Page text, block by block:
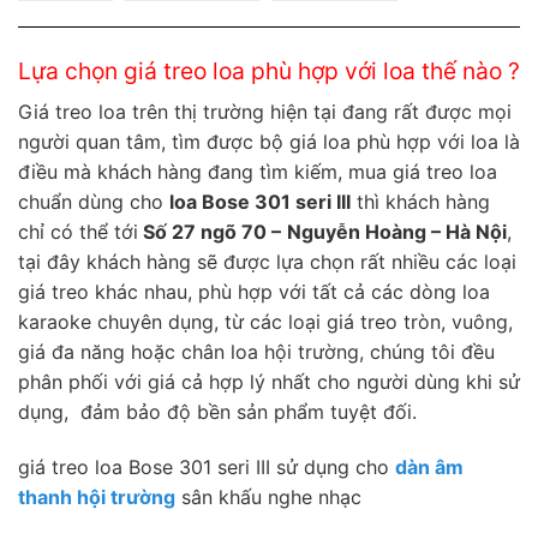
Lựa chọn giá treo loa phù hợp với loa thế nào ?
Giá treo loa trên thị trường hiện tại đang rất được mọi
người quan tâm, tìm được bộ giá loa phù hợp với loa là
điều mà khách hàng đang tìm kiếm, mua giá treo loa
chuẩn dùng cho loa Bose 301 seri III thì khách hàng
chỉ có thể tới Số 27 ngõ 70 – Nguyễn Hoàng – Hà Nội,
tại đây khách hàng sẽ được lựa chọn rất nhiều các loại
giá treo khác nhau, phù hợp với tất cả các dòng loa
karaoke chuyên dụng, từ các loại giá treo tròn, vuông,
giá đa năng hoặc chân loa hội trường, chúng tôi đều
phân phối với giá cả hợp lý nhất cho người dùng khi sử
dụng, đảm bảo độ bền sản phẩm tuyệt đối.
giá treo loa Bose 301 seri III sử dụng cho dàn âm
thanh hội trường sân khấu nghe nhạc